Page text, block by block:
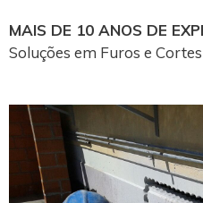
MAIS DE 10 ANOS DE
Soluções em Furos e